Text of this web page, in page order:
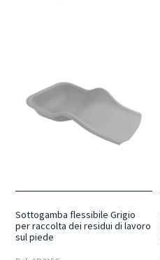
Sottogamba flessibile Grigio
per raccolta dei residui di lavoro
sul piede